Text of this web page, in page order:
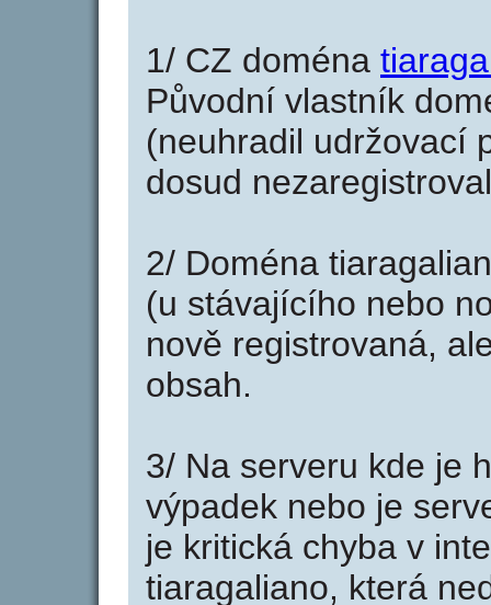
1/ CZ doména
Původní vlastník
(neuhradil udržovací
dosud
2/ Doména
(u stávajícího nebo
nově registrovaná,
obsah.
3/ Na serveru kde je
výpadek nebo je
je kritická chyba v
tiaragaliano, která